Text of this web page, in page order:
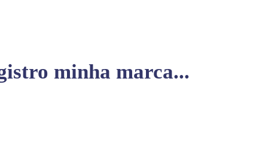
minha marca...